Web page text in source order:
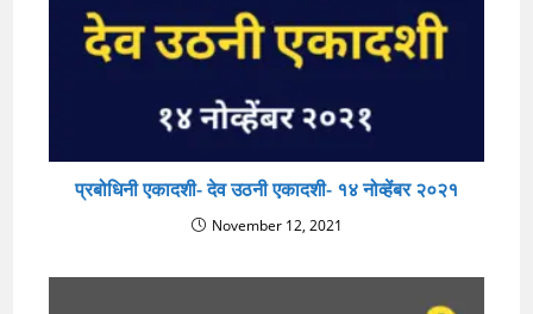
प्रबोधिनी एकादशी- देव उठनी एकादशी- १४ नोव्हेंबर २०२१
November 12, 2021